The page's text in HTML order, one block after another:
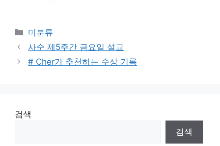
Categories
미분류
사순 제5주간 금요일 설교
# Cher가 추천하는 수상 기록
검색
검색